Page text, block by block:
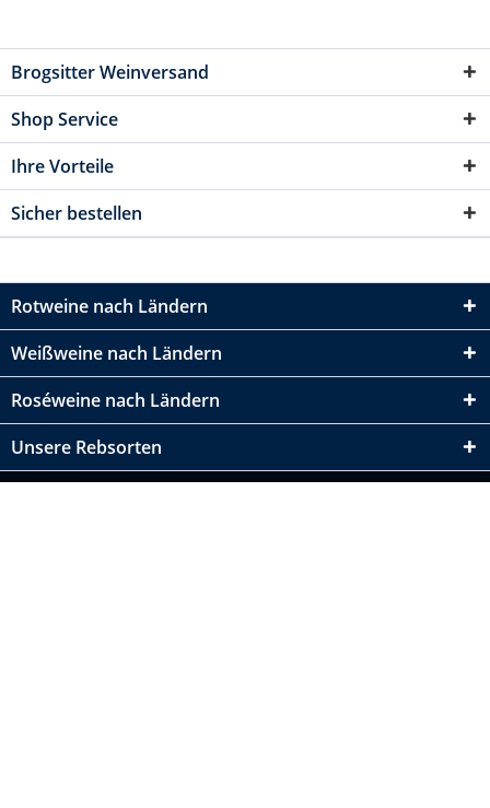
Brogsitter Weinversand
Shop Service
Ihre Vorteile
Sicher bestellen
Rotweine nach Ländern
Weißweine nach Ländern
Roséweine nach Ländern
Unsere Rebsorten